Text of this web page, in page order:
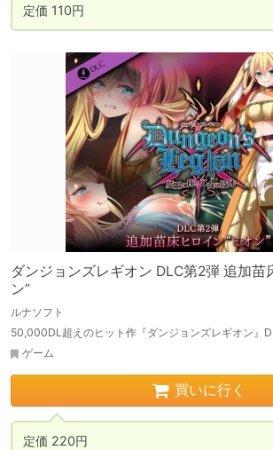
定価 110円
ダンジョンズレギオン DLC第2弾 追加苗
ン”
ルナソフト
50,000DL超えのヒット作『ダンジョンズレギオン』
ゲーム
買いに行く
定価 220円